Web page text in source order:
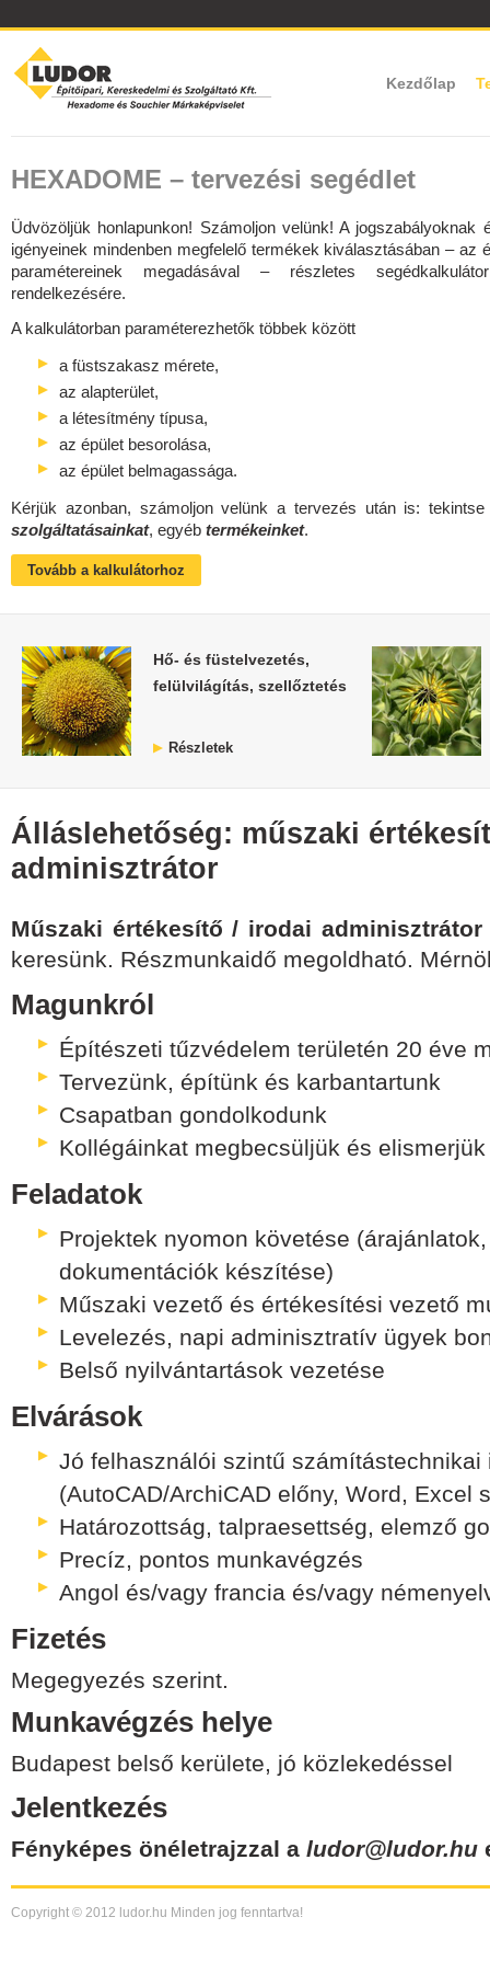
Kezdőlap
HEXADOME – tervezési segédlet
Üdvözöljük honlapunkon! Számoljon velünk! A jogszabályoknak
igényeinek mindenben megfelelő termékek kiválasztásában – az
paramétereinek megadásával – részletes
rendelkezésére.
A kalkulátorban paraméterezhetők többek között
a füstszakasz mérete,
az alapterület,
a létesítmény típusa,
az épület besorolása,
az épület belmagassága.
Kérjük azonban, számoljon velünk a tervezés után is: tekintse
szolgáltatásainkat, egyéb termékeinket.
Tovább a kalkulátorhoz
Hő- és füstelvezetés,
felülvilágítás, szellőztetés
Részletek
Álláslehetőség: műszaki
adminisztrátor
Műszaki értékesítő / irodai adminisztrátor
keresünk. Részmunkaidő megoldható.
Magunkról
Építészeti tűzvédelem területén 20 éve
Tervezünk, építünk és karbantartunk
Csapatban gondolkodunk
Kollégáinkat megbecsüljük és elismerjük
Feladatok
Projektek nyomon követése
dokumentációk készítése)
Műszaki vezető és értékesítési vezető
Levelezés, napi adminisztratív ügyek
Belső nyilvántartások vezetése
Elvárások
Jó felhasználói szintű számítástechnikai
(AutoCAD/ArchiCAD előny, Word, Excel
Határozottság, talpraesettség, elemző
Precíz, pontos munkavégzés
Angol és/vagy francia és/vagy
Fizetés
Megegyezés szerint.
Munkavégzés helye
Budapest belső kerülete, jó közlekedéssel
Jelentkezés
Fényképes önéletrajzzal a ludor@ludor.hu
Copyright © 2012 ludor.hu Minden jog fenntartva!